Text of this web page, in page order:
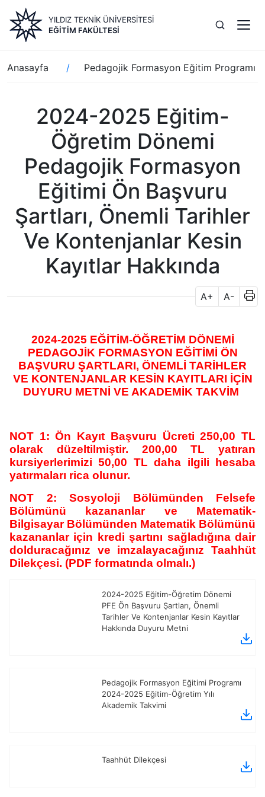
içeriğe
atla
YILDIZ TEKNİK ÜNİVERSİTESİ
EĞITIM FAKÜLTESI
Sayfa
yolu
Anasayfa Pedagojik Formasyon Eğitim Programı
2024-2025 Eğitim-
Öğretim Dönemi
Pedagojik Formasyon
Eğitimi Ön Başvuru
Şartları, Önemli Tarihler
Ve Kontenjanlar Kesin
Kayıtlar Hakkında
A+ A-
2024-2025 EĞİTİM-ÖĞRETİM DÖNEMİ
PEDAGOJİK FORMASYON EĞİTİMİ ÖN
BAŞVURU ŞARTLARI, ÖNEMLİ TARİHLER
VE KONTENJANLAR KESİN KAYITLARI İÇİN
DUYURU METNİ VE AKADEMİK TAKVİM
NOT 1: Ön Kayıt Başvuru Ücreti 250,00 TL
olarak düzeltilmiştir. 200,00 TL yatıran
kursiyerlerimizi 50,00 TL daha ilgili hesaba
yatırmaları rica olunur.
NOT 2: Sosyoloji Bölümünden Felsefe
Bölümünü kazananlar ve Matematik-
Bilgisayar Bölümünden Matematik Bölümünü
kazananlar için kredi şartını sağladığına dair
dolduracağınız ve imzalayacağınız Taahhüt
Dilekçesi. (PDF formatında olmalı.)
2024-2025 Eğitim-Öğretim Dönemi
PFE Ön Başvuru Şartları, Önemli
Tarihler Ve Kontenjanlar Kesin Kayıtlar
Hakkında Duyuru Metni
Pedagojik Formasyon Eğitimi Programı
2024-2025 Eğitim-Öğretim Yılı
Akademik Takvimi
Taahhüt Dilekçesi